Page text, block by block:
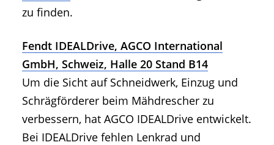
zu finden.
Fendt IDEALDrive, AGCO International
GmbH, Schweiz, Halle 20 Stand B14
Um die Sicht auf Schneidwerk, Einzug und
Schrägförderer beim Mähdrescher zu
verbessern, hat AGCO IDEALDrive entwickelt.
Bei IDEALDrive fehlen Lenkrad und